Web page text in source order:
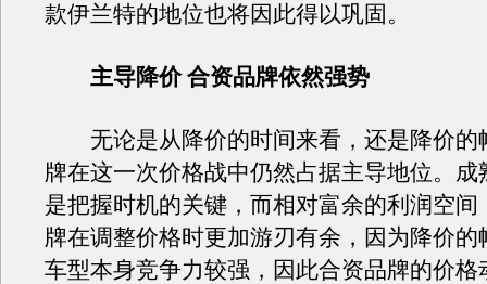
款伊兰特的地位也将因此得以巩固。
主导降价 合资品牌依然强势
无论是从降价的时间来看，还是降价的
牌在这一次价格战中仍然占据主导地位。成
是把握时机的关键，而相对富余的利润空间
牌在调整价格时更加游刃有余，因为降价的
车型本身竞争力较强，因此合资品牌的价格